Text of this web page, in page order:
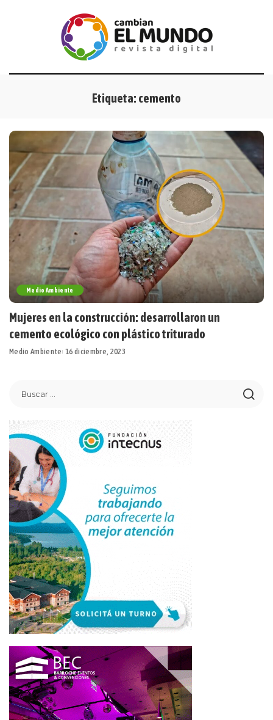
Etiqueta: cemento
Medio Ambiente
Mujeres en la construcción: desarrollaron un
cemento ecológico con plástico triturado
Medio Ambiente 16 diciembre, 2023